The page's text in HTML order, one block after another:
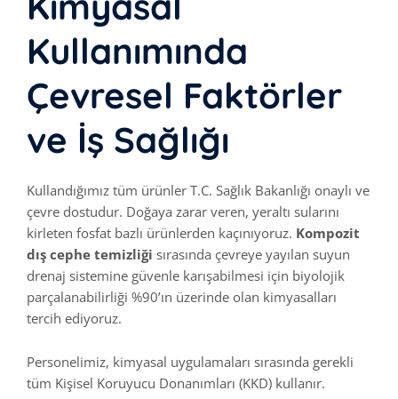
Kullanımında
Çevresel Faktörler
ve İş Sağlığı
Kullandığımız tüm ürünler T.C. Sağlık Bakanlığı onaylı ve
çevre dostudur. Doğaya zarar veren, yeraltı sularını
kirleten fosfat bazlı ürünlerden kaçınıyoruz. Kompozit
dış cephe temizliği sırasında çevreye yayılan suyun
drenaj sistemine güvenle karışabilmesi için biyolojik
parçalanabilirliği %90’ın üzerinde olan kimyasalları
tercih ediyoruz.
Personelimiz, kimyasal uygulamaları sırasında gerekli
tüm Kişisel Koruyucu Donanımları (KKD) kullanır.